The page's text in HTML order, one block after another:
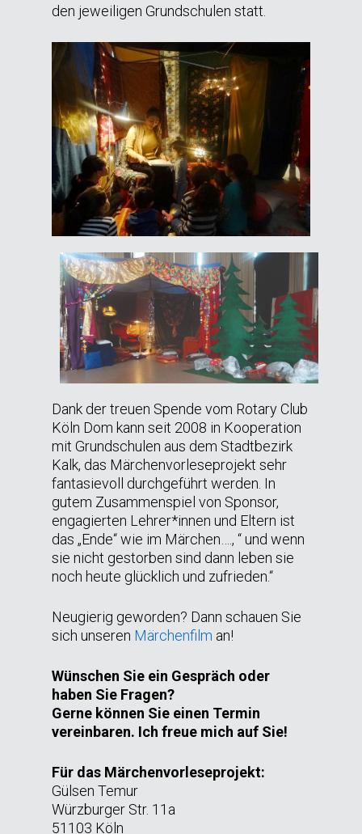
den jeweiligen Grundschulen statt.
Dank der treuen Spende vom Rotary Club
Köln Dom kann seit 2008 in Kooperation
mit Grundschulen aus dem Stadtbezirk
Kalk, das Märchenvorleseprojekt sehr
fantasievoll durchgeführt werden. In
gutem Zusammenspiel von Sponsor,
engagierten Lehrer*innen und Eltern ist
das „Ende“ wie im Märchen…., “ und wenn
sie nicht gestorben sind dann leben sie
noch heute glücklich und zufrieden.“
Neugierig geworden? Dann schauen Sie
sich unseren Märchenfilm an!
Wünschen Sie ein Gespräch oder
haben Sie Fragen?
Gerne können Sie einen Termin
vereinbaren. Ich freue mich auf Sie!
Für das Märchenvorleseprojekt:
Gülsen Temur
Würzburger Str. 11a
51103 Köln